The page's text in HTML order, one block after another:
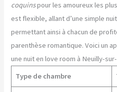
coquinspour les amoureux les
est flexible, allant d’une simple
permettant ainsi à chacun de
parenthèse romantique. Voici un
une nuit en love room à Neuilly-
Type de chambre